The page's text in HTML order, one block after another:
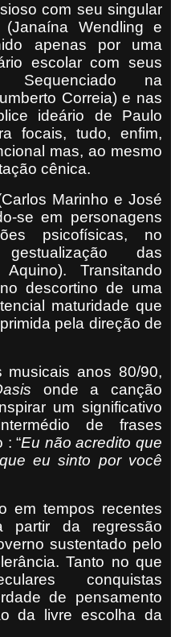
com seu singular
(Janaína Wendling e
apenas por uma
escolar com seus
Sequenciado na
Correia) e nas
ideário de Paulo
focais, tudo, enfim,
mas, ao mesmo
cênica.
Marinho e José
se em personagens
psicofísicas, no
das
Transitando
no descortino de uma
maturidade que
pela direção de
musicais anos 80/90,
onde a canção
um significativo
de frases
: “Eu não acredito que
eu sinto por você
em tempos recentes
partir da regressão
sustentado pelo
Tanto no que
conquistas
de pensamento
da livre escolha da